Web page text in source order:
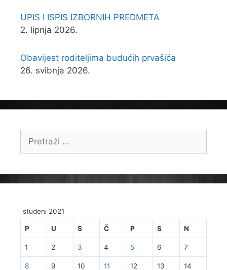
UPIS I ISPIS IZBORNIH PREDMETA
2. lipnja 2026.
Obavijest roditeljima budućih prvašića
26. svibnja 2026.
Pretraži:
studeni 2021
P U S Č P S N
1 2 3 4 5 6 7
8 9 10 11 12 13 14